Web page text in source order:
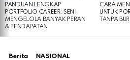
PANDUAN LENGKAP
PORTFOLIO CAREER: SENI
MENGELOLA BANYAK PERAN
& PENDAPATAN
CARA
UNTUK
TANPA
Berita NASIONAL